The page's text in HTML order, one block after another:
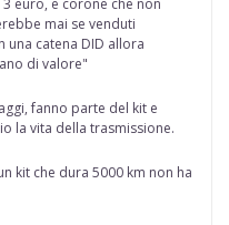
mai se venduti
una catena DID allora
di valore"
fanno parte del kit e
la vita della trasmissione.
kit che dura 5000 km non ha